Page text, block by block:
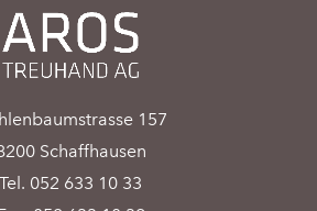
157
Schaffhausen
Tel. 052 633 10 33